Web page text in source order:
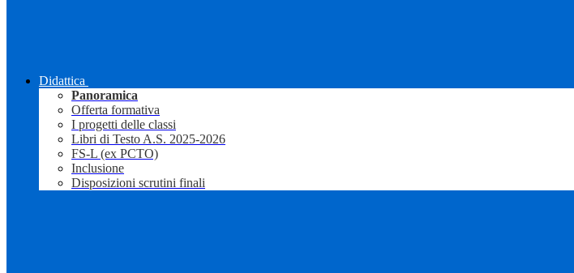
Didattica
Panoramica
Offerta formativa
I progetti delle classi
Libri di Testo A.S. 2025-2026
FS-L (ex PCTO)
Inclusione
Disposizioni scrutini finali